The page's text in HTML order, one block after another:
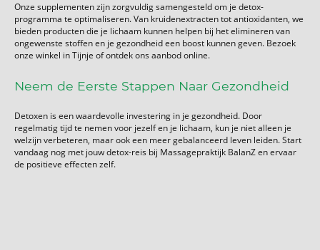
Onze supplementen zijn zorgvuldig samengesteld om je detox-
programma te optimaliseren. Van kruidenextracten tot antioxidanten, we
bieden producten die je lichaam kunnen helpen bij het elimineren van
ongewenste stoffen en je gezondheid een boost kunnen geven. Bezoek
onze winkel in Tijnje of ontdek ons aanbod online.
Neem de Eerste Stappen Naar Gezondheid
Detoxen is een waardevolle investering in je gezondheid. Door
regelmatig tijd te nemen voor jezelf en je lichaam, kun je niet alleen je
welzijn verbeteren, maar ook een meer gebalanceerd leven leiden. Start
vandaag nog met jouw detox-reis bij Massagepraktijk BalanZ en ervaar
de positieve effecten zelf.